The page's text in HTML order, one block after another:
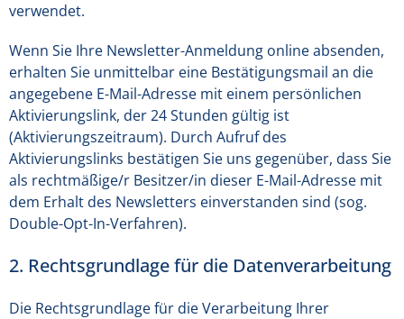
verwendet.
Wenn Sie Ihre Newsletter-Anmeldung online absenden,
erhalten Sie unmittelbar eine Bestätigungsmail an die
angegebene E-Mail-Adresse mit einem persönlichen
Aktivierungslink, der 24 Stunden gültig ist
(Aktivierungszeitraum). Durch Aufruf des
Aktivierungslinks bestätigen Sie uns gegenüber, dass Sie
als rechtmäßige/r Besitzer/in dieser E-Mail-Adresse mit
dem Erhalt des Newsletters einverstanden sind (sog.
Double-Opt-In-Verfahren).
2. Rechtsgrundlage für die Datenverarbeitung
Die Rechtsgrundlage für die Verarbeitung Ihrer